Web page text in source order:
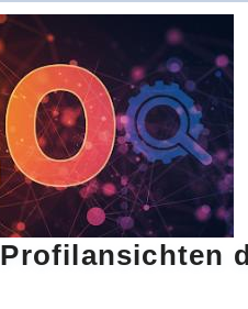
Profilansichten